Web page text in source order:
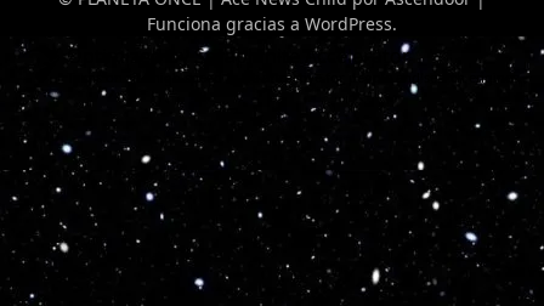
Funciona gracias a WordPress.
Optimized by Seraphinite Accelerator
Turns on site high speed to be attractive for people and search engines.